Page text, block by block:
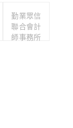
勤業眾信
聯合會計
師事務所